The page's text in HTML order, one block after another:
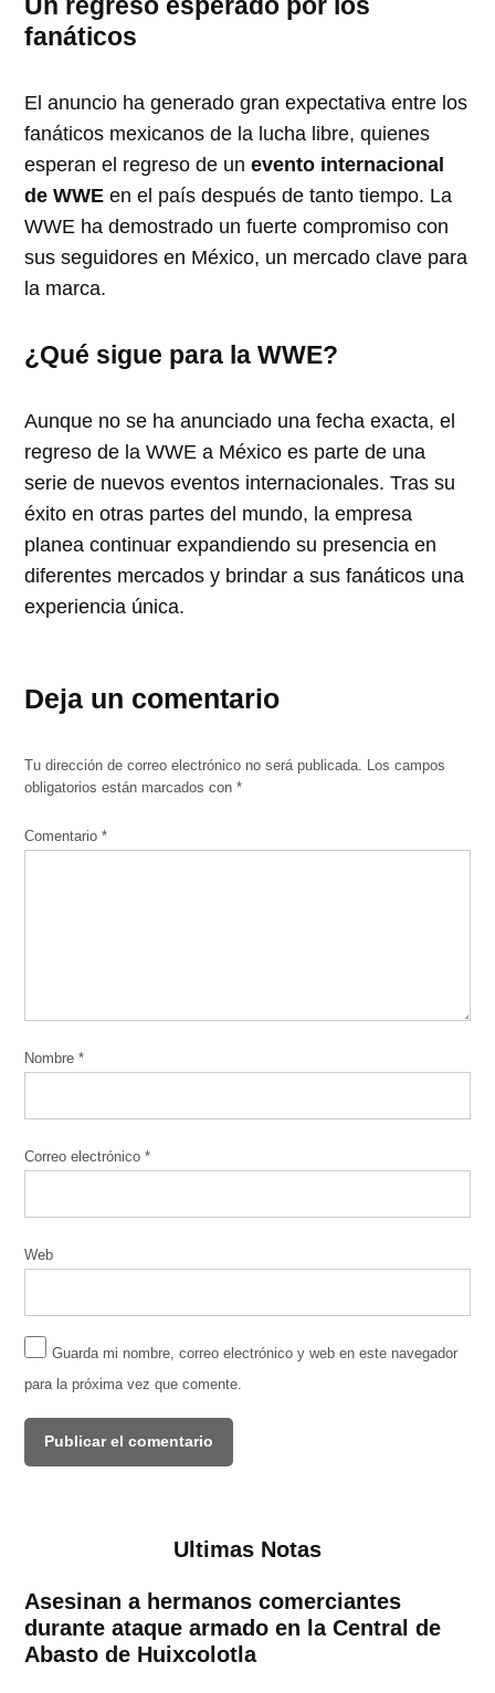
fanáticos
El anuncio ha generado gran expectativa entre los
fanáticos mexicanos de la lucha libre, quienes
esperan el regreso de unevento internacional
de WWE en el país después de tanto tiempo. La
WWE ha demostrado un fuerte compromiso con
sus seguidores en México, un mercado clave para
la marca.
¿Qué sigue para la WWE?
Aunque no se ha anunciado una fecha exacta, el
regreso de la WWE a México es parte de una
serie de nuevos eventos internacionales. Tras su
éxito en otras partes del mundo, la empresa
planea continuar expandiendo su presencia en
diferentes mercados y brindar a sus fanáticos una
experiencia única.
Deja un comentario
Tu dirección de correo electrónico no será publicada. Los campos
obligatorios están marcados con*
Comentario*
Nombre*
Correo electrónico*
Web
Guarda mi nombre, correo electrónico y web en este navegador
para la próxima vez que comente.
Ultimas Notas
Asesinan a hermanos comerciantes
durante ataque armado en la Central de
Abasto de Huixcolotla